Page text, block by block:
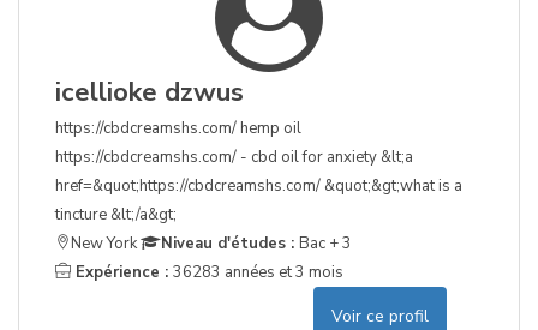
icellioke dzwus
https://cbdcreamshs.com/ hemp oil
https://cbdcreamshs.com/ - cbd oil for anxiety &lt;a
href=&quot;https://cbdcreamshs.com/ &quot;&gt;what is a
tincture &lt;/a&gt;
New York
Niveau d'études : Bac + 3
Expérience : 36283 années et 3 mois
Voir ce profil